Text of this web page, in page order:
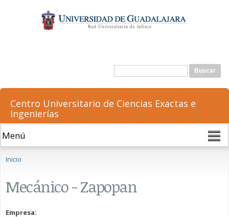
contenido
principal
Formulario de búsqueda
Buscar
Centro Universitario de Ciencias Exactas e
Ingenierías
Inicio
Mecánico - Zapopan
Empresa: